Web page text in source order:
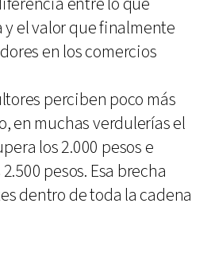
el valor que finalmente
en los comercios
perciben poco más
en muchas verdulerías el
los 2.000 pesos e
pesos. Esa brecha
dentro de toda la cadena